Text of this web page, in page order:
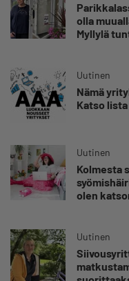
olla
Myllylä
Uutinen
Nämä
Katso lista
Uutinen
Kolmesta
olen
Uutinen